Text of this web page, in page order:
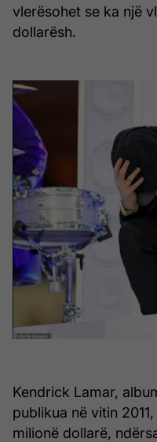
vlerësohet se ka një
dollarësh.
Kendrick Lamar,
publikua në vitin
milionë dollarë,